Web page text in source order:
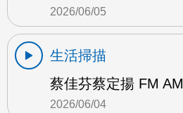
2026/06/05
生活掃描
蔡佳芬蔡定揚 FM AM
2026/06/04